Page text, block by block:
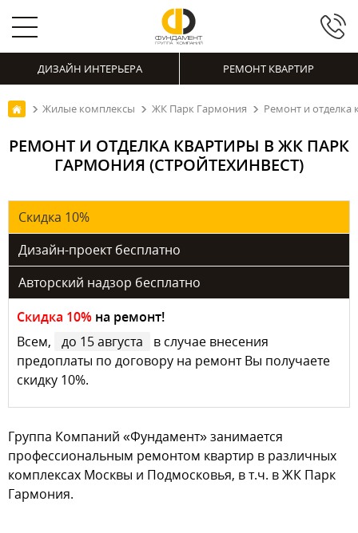
ДИЗАЙН ИНТЕРЬЕРА РЕМОНТ КВАРТИР
Жилые комплексы ЖК Парк Гармония Ремонт и отделка
РЕМОНТ И ОТДЕЛКА КВАРТИРЫ В ЖК ПАРК
ГАРМОНИЯ (СТРОЙТЕХИНВЕСТ)
Скидка 10%
Дизайн-проект бесплатно
Авторский надзор бесплатно
Скидка 10% на ремонт!
Всем,
до 15 августа
в случае внесения
предоплаты по договору на ремонт Вы получаете
скидку 10%.
Группа Компаний «Фундамент» занимается
профессиональным ремонтом квартир в различных
комплексах Москвы и Подмосковья, в т.ч. в ЖК Парк
Гармония.